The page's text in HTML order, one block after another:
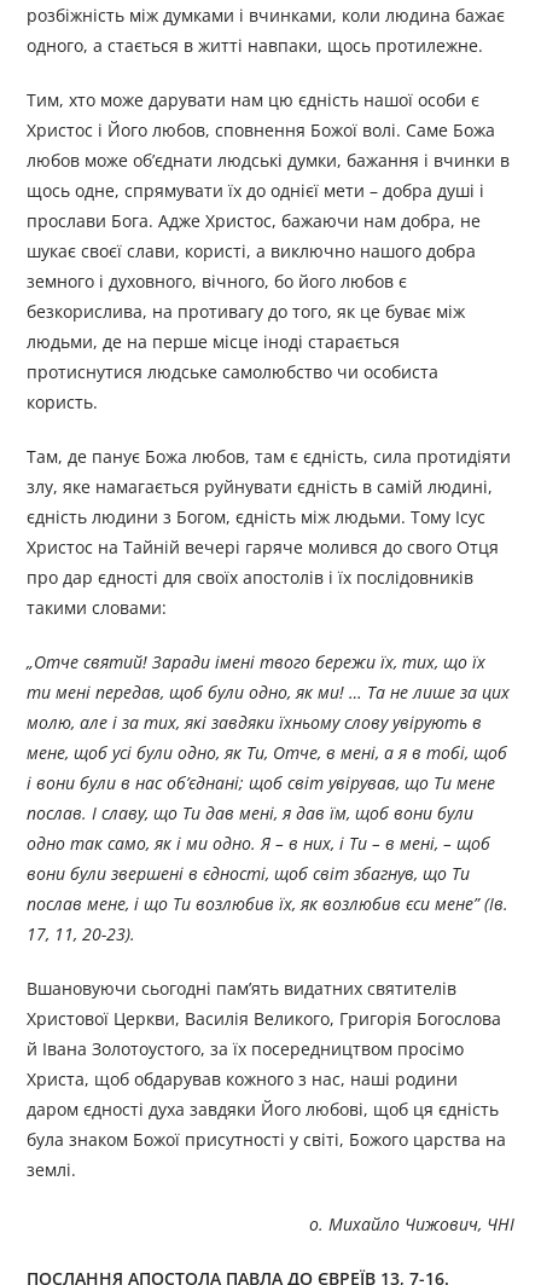
розбіжність між думками і вчинками, коли людина бажає
одного, а стається в житті навпаки, щось протилежне.
Тим, хто може дарувати нам цю єдність нашої особи є
Христос і Його любов, сповнення Божої волі. Саме Божа
любов може об’єднати людські думки, бажання і вчинки в
щось одне, спрямувати їх до однієї мети – добра душі і
прослави Бога. Адже Христос, бажаючи нам добра, не
шукає своєї слави, користі, а виключно нашого добра
земного і духовного, вічного, бо його любов є
безкорислива, на противагу до того, як це буває між
людьми, де на перше місце іноді старається
протиснутися людське самолюбство чи особиста
користь.
Там, де панує Божа любов, там є єдність, сила протидіяти
злу, яке намагається руйнувати єдність в самій людині,
єдність людини з Богом, єдність між людьми. Тому Ісус
Христос на Тайній вечері гаряче молився до свого Отця
про дар єдності для своїх апостолів і їх послідовників
такими словами:
„Отче святий! Заради імені твого бережи їх, тих, що їх
ти мені передав, щоб були одно, як ми! … Та не лише за цих
молю, але і за тих, які завдяки їхньому слову увірують в
мене, щоб усі були одно, як Ти, Отче, в мені, а я в тобі, щоб
і вони були в нас об’єднані; щоб світ увірував, що Ти мене
послав. І славу, що Ти дав мені, я дав їм, щоб вони були
одно так само, як і ми одно. Я – в них, і Ти – в мені, – щоб
вони були звершені в єдності, щоб світ збагнув, що Ти
послав мене, і що Ти возлюбив їх, як возлюбив єси мене” (Ів.
17, 11, 20-23).
Вшановуючи сьогодні пам’ять видатних святителів
Христової Церкви, Василія Великого, Григорія Богослова
й Івана Золотоустого, за їх посередництвом просімо
Христа, щоб обдарував кожного з нас, наші родини
даром єдності духа завдяки Його любові, щоб ця єдність
була знаком Божої присутності у світі, Божого царства на
землі.
о. Михайло Чижович, ЧНІ
ПОСЛАННЯ АПОСТОЛА ПАВЛА ДО ЄВРЕЇВ 13, 7-16.